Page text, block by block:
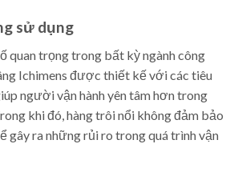
sử dụng
quan trọng trong bất kỳ ngành công
Ichimens được thiết kế với các tiêu
người vận hành yên tâm hơn trong
khi đó, hàng trôi nổi không đảm bảo
gây ra những rủi ro trong quá trình vận